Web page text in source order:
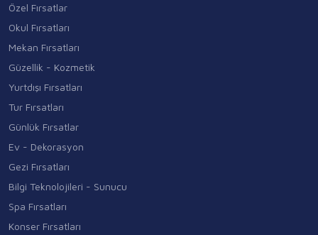
Özel Fırsatlar
Okul Fırsatları
Mekan Fırsatları
Güzellik - Kozmetik
Yurtdışı Fırsatları
Tur Fırsatları
Günlük Fırsatlar
Ev - Dekorasyon
Gezi Fırsatları
Bilgi Teknolojileri - Sunucu
Spa Fırsatları
Konser Fırsatları